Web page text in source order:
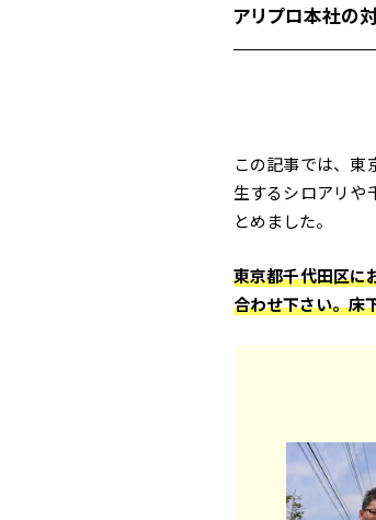
アリプロ本社の
市、三芳町、
この記事では、東
生するシロアリや
とめました。
東京都千代田区に
合わせ下さい。床